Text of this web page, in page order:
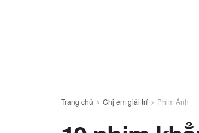
Trang chủ Chị em giải trí Phim Ảnh